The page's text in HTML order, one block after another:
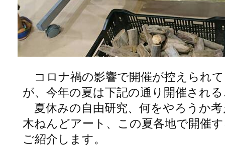
コロナ禍の影響で開催が控えられ
が、今年の夏は下記の通り開催され
夏休みの自由研究、何をやろうか
木ねんどアート、この夏各地で開催
ご紹介します。